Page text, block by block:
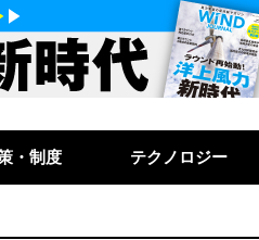
・制度 テクノロジー